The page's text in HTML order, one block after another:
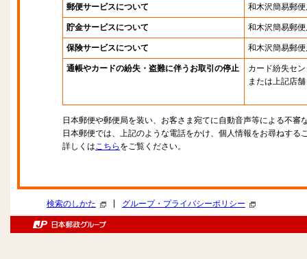
郵便サービスについて 和木沢簡易郵
貯金サービスについて 和木沢簡易郵
保険サービスについて 和木沢簡易郵
通帳やカードの紛失・盗難に伴うお取引の停止
カード紛失セ
または上記店舗
日本郵便や郵便局を装い、お客さま宛てに自動音声等による不審
日本郵便では、上記のような電話をかけ、個人情報をお尋ねする
詳しくはこちら をご覧ください。
検索のしかた グループ・プライバシーポリシー